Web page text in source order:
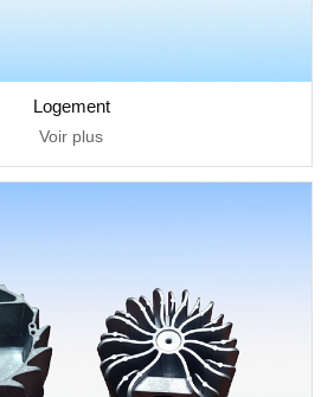
Logement
Voir plus